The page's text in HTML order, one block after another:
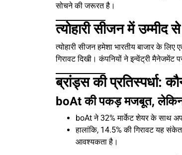
सोचने की जरूरत है।
त्योहारी सीजन में उम्मीद
त्योहारी सीजन हमेशा भारतीय बाजार के
गिरावट दिखी। कंपनियों ने इन्वेंट्री मैनेजमेंट
ब्रांड्स की प्रतिस्पर्धा:
boAt की पकड़ मजबूत, लेकिन
boAt ने 32% मार्केट शेयर के साथ
हालांकि, 14.5% की गिरावट यह
आवश्यकता है।